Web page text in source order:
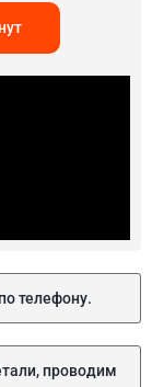
телефону.
проводим